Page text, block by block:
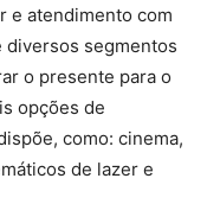
e atendimento com
diversos segmentos
o presente para o
opções de
como: cinema,
de lazer e